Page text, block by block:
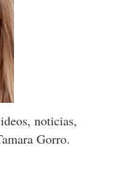
noticias,
Gorro.